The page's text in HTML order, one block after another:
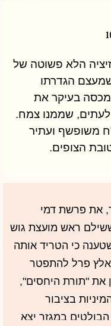
הלא פשוטה של
הגדרתו
מכסה בעיקר את
לעתים, שממנו צמח.
משופשף ועתיר
הצופים.
את פרשת דמי
שקל ששילם ראש מועצת גוש
כי הטריד אותה
פרל להתפטר
את "תורת היחסים",
בציבור
במגזר יצא